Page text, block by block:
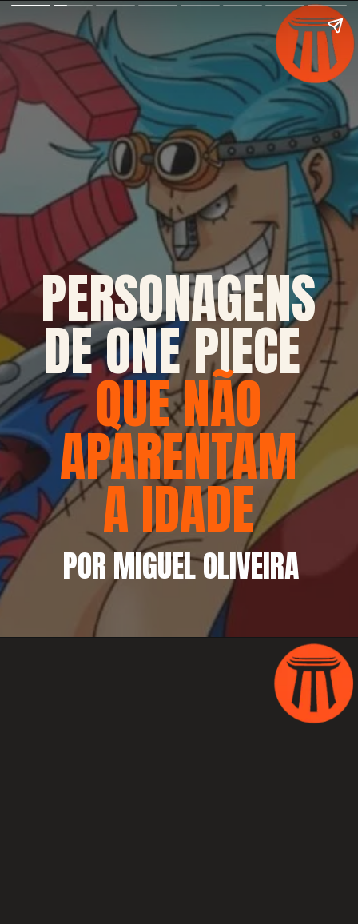
PERSONAGENS
DE ONE PIECE
QUE NÃO
APARENTAM
A IDADE
POR MIGUEL OLIVEIRA